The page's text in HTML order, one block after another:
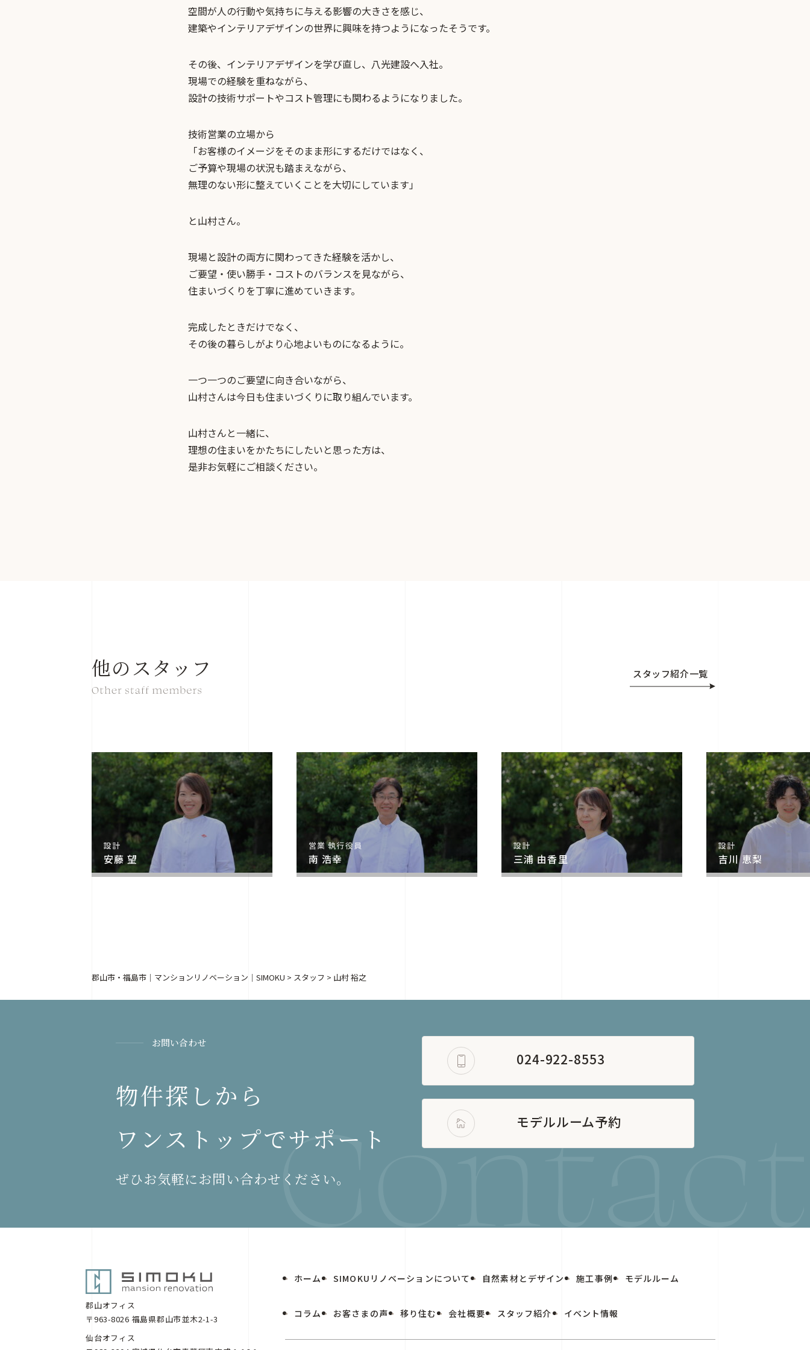
空間が人の行動や気持ちに与える影響の大きさを感じ、
建築やインテリアデザインの世界に興味を持つようになったそうです。
その後、インテリアデザインを学び直し、八光建設へ入社。
現場での経験を重ねながら、
設計の技術サポートやコスト管理にも関わるようになりました。
技術営業の立場から
「お客様のイメージをそのまま形にするだけではなく、
ご予算や現場の状況も踏まえながら、
無理のない形に整えていくことを大切にしています」
と山村さん。
現場と設計の両方に関わってきた経験を活かし、
ご要望・使い勝手・コストのバランスを見ながら、
住まいづくりを丁寧に進めていきます。
完成したときだけでなく、
その後の暮らしがより心地よいものになるように。
一つ一つのご要望に向き合いながら、
山村さんは今日も住まいづくりに取り組んでいます。
山村さんと一緒に、
理想の住まいをかたちにしたいと思った方は、
是非お気軽にご相談ください。
他のスタッフ スタッフ紹介一覧
設計
安藤 望
営業 執行役員
南 浩幸
設計
三浦 由香里
設計
吉川 恵梨
郡山市・福島市｜マンションリノベーション｜SIMOKU > スタッフ > 山村 裕之
お問い合わせ
物件探しから
ワンストップでサポート
ぜひお気軽にお問い合わせください。
024-922-8553
モデルルーム予約
郡山オフィス
〒963-8026 福島県郡山市並木2-1-3
仙台オフィス
ホーム SIMOKUリノベーションについて 自然素材とデザイン 施工事例 モデルルーム
コラム お客さまの声 移り住む 会社概要 スタッフ紹介 イベント情報